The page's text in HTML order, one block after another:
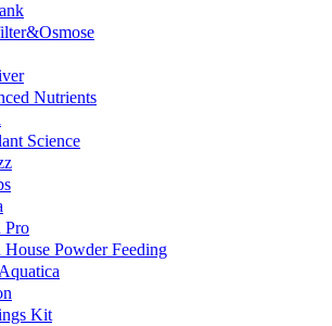
Nutrients
Science
Pro
House Powder Feeding
Kit